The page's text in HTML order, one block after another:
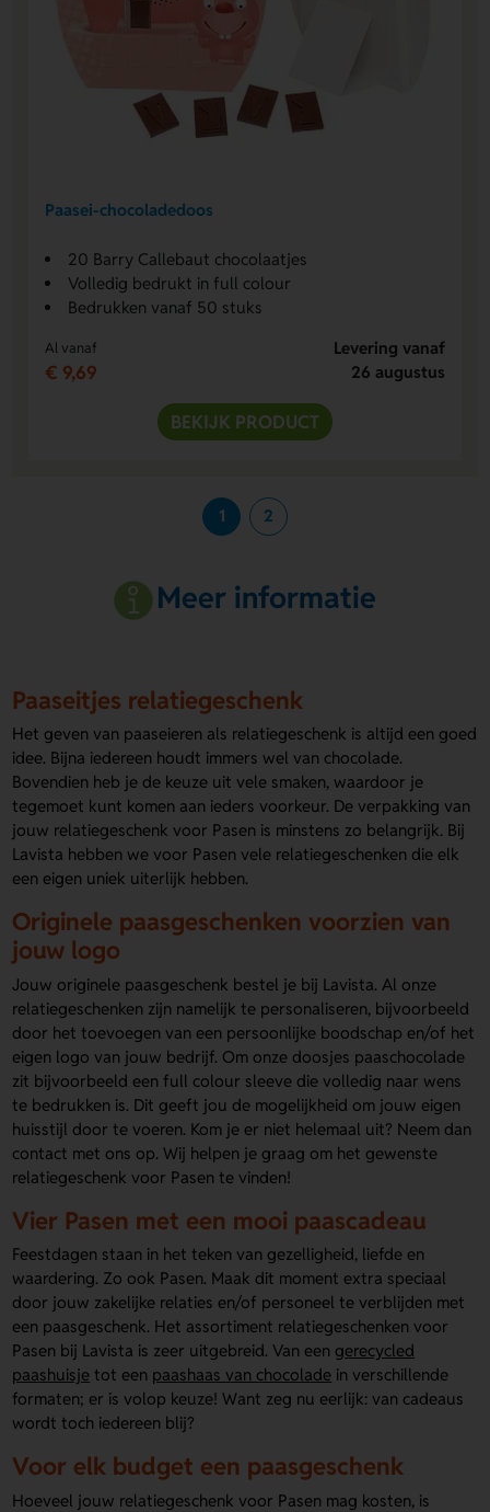
Paasei-chocoladedoos
20 Barry Callebaut chocolaatjes
Volledig bedrukt in full colour
Bedrukken vanaf 50 stuks
Al vanaf
€ 9,69
Levering vanaf
26 augustus
BEKIJK PRODUCT
1 2
Meer informatie
Paaseitjes relatiegeschenk
Het geven van paaseieren als relatiegeschenk is altijd een goed
idee. Bijna iedereen houdt immers wel van chocolade.
Bovendien heb je de keuze uit vele smaken, waardoor je
tegemoet kunt komen aan ieders voorkeur. De verpakking van
jouw relatiegeschenk voor Pasen is minstens zo belangrijk. Bij
Lavista hebben we voor Pasen vele relatiegeschenken die elk
een eigen uniek uiterlijk hebben.
Originele paasgeschenken voorzien van
jouw logo
Jouw originele paasgeschenk bestel je bij Lavista. Al onze
relatiegeschenken zijn namelijk te personaliseren, bijvoorbeeld
door het toevoegen van een persoonlijke boodschap en/of het
eigen logo van jouw bedrijf. Om onze doosjes paaschocolade
zit bijvoorbeeld een full colour sleeve die volledig naar wens
te bedrukken is. Dit geeft jou de mogelijkheid om jouw eigen
huisstijl door te voeren. Kom je er niet helemaal uit? Neem dan
contact met ons op. Wij helpen je graag om het gewenste
relatiegeschenk voor Pasen te vinden!
Vier Pasen met een mooi paascadeau
Feestdagen staan in het teken van gezelligheid, liefde en
waardering. Zo ook Pasen. Maak dit moment extra speciaal
door jouw zakelijke relaties en/of personeel te verblijden met
een paasgeschenk. Het assortiment relatiegeschenken voor
Pasen bij Lavista is zeer uitgebreid. Van een gerecycled
paashuisje tot een paashaas van chocolade in verschillende
formaten; er is volop keuze! Want zeg nu eerlijk: van cadeaus
wordt toch iedereen blij?
Voor elk budget een paasgeschenk
Hoeveel jouw relatiegeschenk voor Pasen mag kosten, is